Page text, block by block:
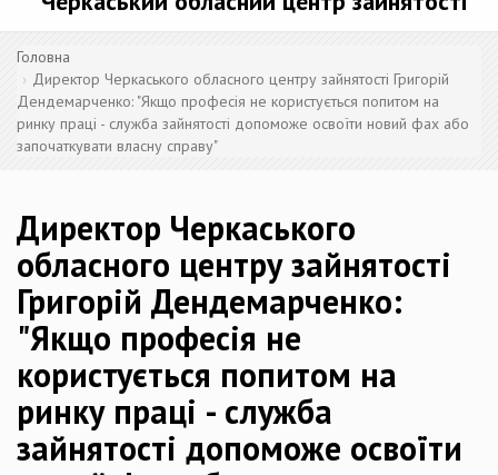
Головна
Директор Черкаського обласного центру зайнятості Григорій
Дендемарченко: "Якщо професія не користується попитом на
ринку праці - служба зайнятості допоможе освоїти новий фах або
започаткувати власну справу"
Директор Черкаського
обласного центру зайнятості
Григорій Дендемарченко:
"Якщо професія не
користується попитом на
ринку праці - служба
зайнятості допоможе освоїти